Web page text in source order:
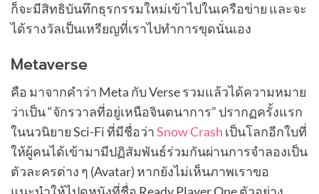
ก็จะมีสิทธิบันทึกธุรกรรมใหม่เข้าไปในเครือข่าย และจะ
ได้รางวัลเป็นเหรียญที่เราไปทำการขุดนั่นเอง
Metaverse
คือ มาจากคำว่า Meta กับ Verse รวมแล้วได้ความหมาย
ว่าเป็น “จักรวาลที่อยู่เหนือจินตนาการ” ปรากฏครั้งแรก
ในนวนิยาย Sci-Fi ที่มีชื่อว่าSnow Crash เป็นโลกอีกใบที่
ให้ผู้คนได้เข้ามามีปฏิสัมพันธ์ร่วมกันผ่านการจำลองเป็น
ตัวละครต่าง ๆ (Avatar) หากยังไม่เห็นภาพเราขอ